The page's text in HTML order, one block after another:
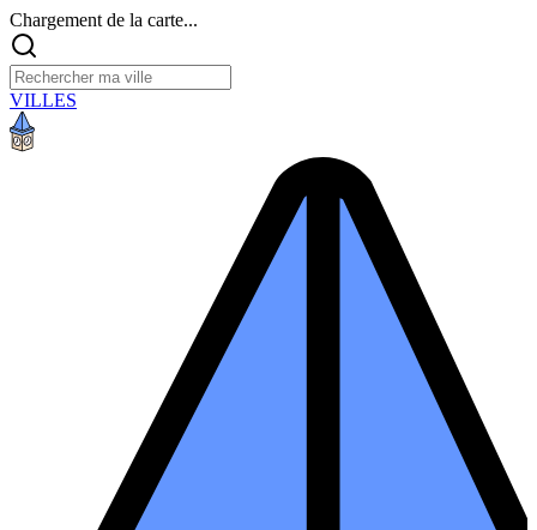
Chargement de la carte...
VILLES